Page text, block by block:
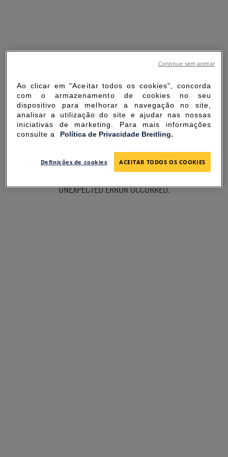
SORRY FOR THE
INCONVENIENCE
UNEXPECTED ERROR OCCURRED.
Ao clicar em "Aceitar todos os cookies", concorda
com o armazenamento de cookies no seu
dispositivo para melhorar a navegação no site,
analisar a utilização do site e ajudar nas nossas
iniciativas de marketing. Para mais informações
consulte a
Política de Privacidade Breitling.
Definições de cookies ACEITAR TODOS OS COOKIES
Continue sem aceitar